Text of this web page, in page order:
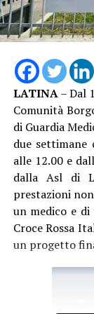
LATINA– Dal
Comunità
di Guardia
due
alle 12.00 e
dalla Asl di
prestazioni
un medico e di
Croce Rossa
un progetto